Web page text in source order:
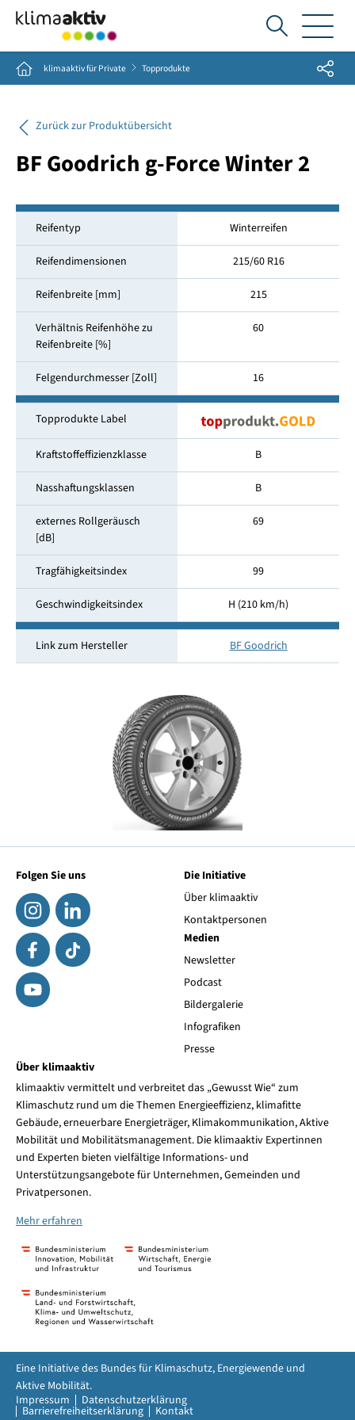
Ich
suche...
Home klimaaktiv für Private Topprodukte Share
Zurück zur Produktübersicht
BF Goodrich g-Force Winter 2
Reifentyp Winterreifen
Reifendimensionen 215/60 R16
Reifenbreite [mm] 215
Verhältnis Reifenhöhe zu
Reifenbreite [%]
60
Felgendurchmesser [Zoll] 16
Topprodukte Label
Kraftstoffeffizienzklasse B
Nasshaftungsklassen B
externes Rollgeräusch
[dB]
69
Tragfähigkeitsindex 99
Geschwindigkeitsindex H (210 km/h)
Link zum Hersteller BF Goodrich
Folgen Sie uns
Die Initiative
Über klimaaktiv
Kontaktpersonen
Medien
Newsletter
Podcast
Bildergalerie
Infografiken
Presse
Über klimaaktiv
klimaaktiv vermittelt und verbreitet das „Gewusst Wie“ zum
Klimaschutz rund um die Themen Energieeffizienz, klimafitte
Gebäude, erneuerbare Energieträger, Klimakommunikation, Aktive
Mobilität und Mobilitätsmanagement. Die klimaaktiv Expertinnen
und Experten bieten vielfältige Informations- und
Unterstützungsangebote für Unternehmen, Gemeinden und
Privatpersonen.
Mehr erfahren
Impressum Datenschutzerklärung
Barrierefreiheitserklärung Kontakt
Eine Initiative des Bundes für Klimaschutz, Energiewende und
Aktive Mobilität.